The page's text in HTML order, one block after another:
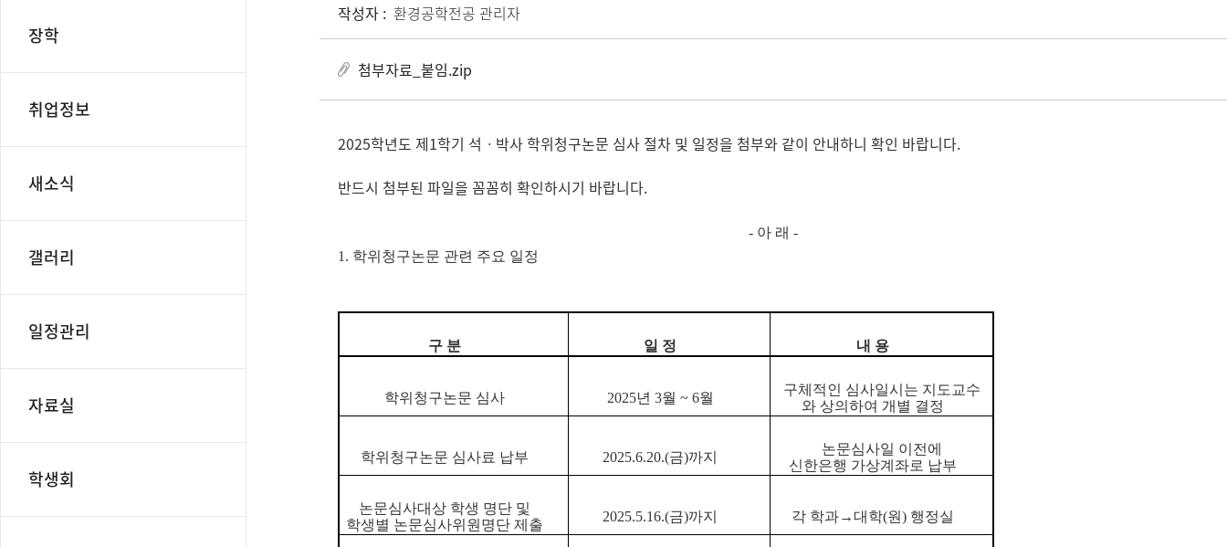
장학
취업정보
새소식
갤러리
일정관리
자료실
학생회
작성자 : 환경공학전공 관리자
첨부자료_붙임.zip
2025학년도 제1학기 석ㆍ박사 학위청구논문 심사 절차 및 일정을 첨부와 같이 안내하니 확인 바랍니다.
반드시 첨부된 파일을 꼼꼼히 확인하시기 바랍니다.
- 아 래 -
1. 학위청구논문 관련 주요 일정
구 분 일 정 내 용
학위청구논문 심사 2025년 3월 ~ 6월
구체적인 심사일시는 지도교수
와 상의하여 개별 결정
학위청구논문 심사료 납부 2025.6.20.(금)까지
논문심사일 이전에
신한은행 가상계좌로 납부
논문심사대상 학생 명단 및
학생별 논문심사위원명단 제출
2025.5.16.(금)까지 각 학과→대학(원) 행정실